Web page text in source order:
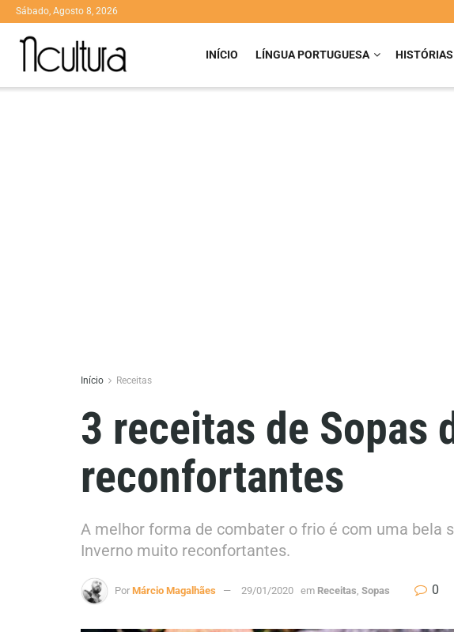
Sábado, Agosto 8, 2026
INÍCIO LÍNGUA PORTUGUESA HISTÓRIAS
Início Receitas
3 receitas de Sopas
reconfortantes
A melhor forma de combater o frio é com uma bela
Inverno muito reconfortantes.
Por Márcio Magalhães 29/01/2020 em Receitas, Sopas 0